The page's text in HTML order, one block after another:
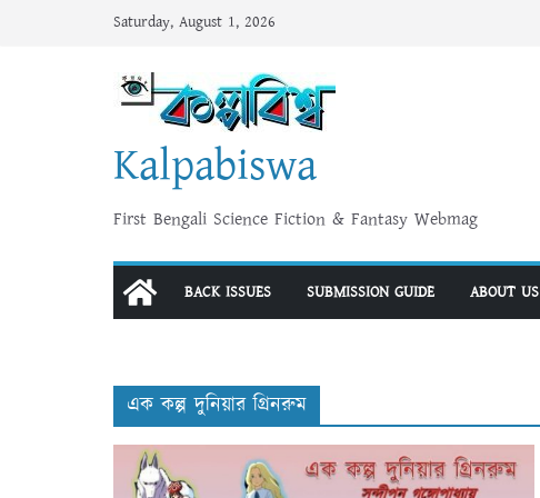
Saturday, August 1, 2026
Kalpabiswa
First Bengali Science Fiction & Fantasy Webmag
BACK ISSUES SUBMISSION GUIDE ABOUT US
এক কল্প দুনিয়ার গ্রিনরুম